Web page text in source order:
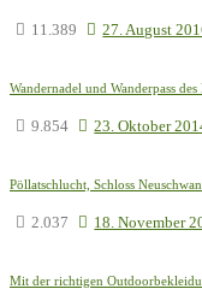
11.389 27. August
Wandernadel und Wanderpass
9.854 23. Oktober
Pöllatschlucht, Schloss
2.037 18. November
Mit der richtigen